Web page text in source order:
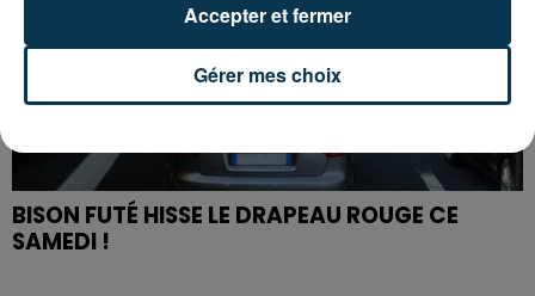
BISON FUTÉ HISSE LE DRAPEAU ROUGE CE
SAMEDI !
Gérer mes choix
Accepter et fermer